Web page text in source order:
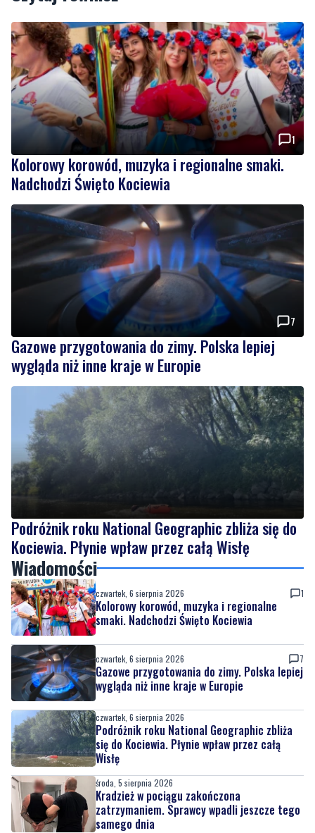
1
Kolorowy korowód, muzyka i regionalne smaki.
Nadchodzi Święto Kociewia
7
Gazowe przygotowania do zimy. Polska lepiej
wygląda niż inne kraje w Europie
Podróżnik roku National Geographic zbliża się do
Kociewia. Płynie wpław przez całą Wisłę
Wiadomości
czwartek, 6 sierpnia 2026 1
Kolorowy korowód, muzyka i regionalne
smaki. Nadchodzi Święto Kociewia
czwartek, 6 sierpnia 2026 7
Gazowe przygotowania do zimy. Polska lepiej
wygląda niż inne kraje w Europie
czwartek, 6 sierpnia 2026
Podróżnik roku National Geographic zbliża
się do Kociewia. Płynie wpław przez całą
Wisłę
środa, 5 sierpnia 2026
Kradzież w pociągu zakończona
zatrzymaniem. Sprawcy wpadli jeszcze tego
samego dnia